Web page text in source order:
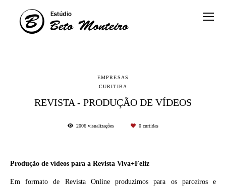
EMPRESAS
CURITIBA
REVISTA - PRODUÇÃO DE VÍDEOS
2006 visualizações 0 curtidas
Produção de vídeos para a Revista Viva+Feliz
Em formato de Revista Online produzimos para os parceiros e